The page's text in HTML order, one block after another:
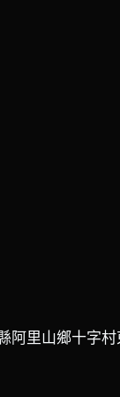
阿里山鄉十字村